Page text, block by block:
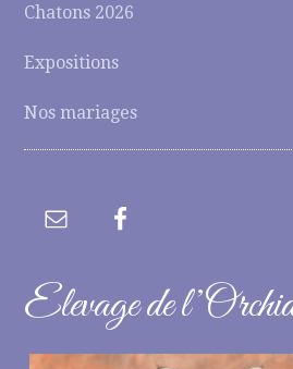
Chatons 2026
Expositions
Nos mariages
Elevage de